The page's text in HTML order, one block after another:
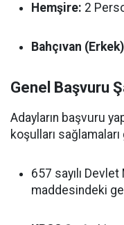
Hemşire: 2
Bahçıvan
Genel Başvuru
Adayların başvuru
koşulları
657 sayılı Devlet
maddesindeki